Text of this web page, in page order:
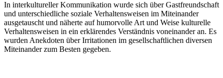
In interkultureller Kommunikation wurde sich über Gastfreundschaft
und unterschiedliche soziale Verhaltensweisen im Miteinander
ausgetauscht und näherte auf humorvolle Art und Weise kulturelle
Verhaltensweisen in ein erklärendes Verständnis voneinander an. Es
wurden Anekdoten über Irritationen im gesellschaftlichen diversen
Miteinander zum Besten gegeben.